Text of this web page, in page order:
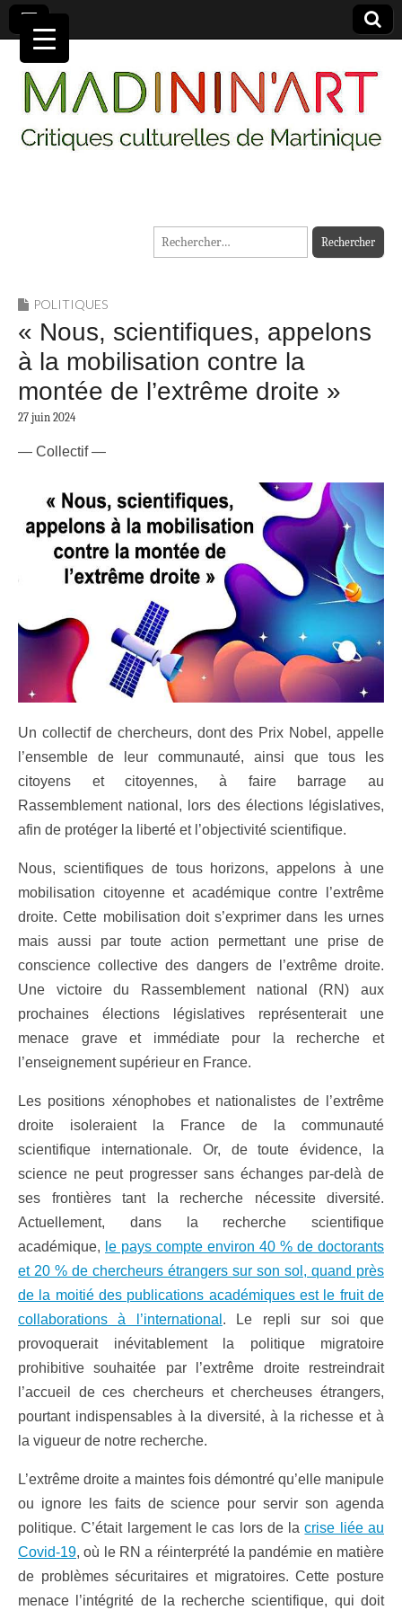
MADININ'ART
Rechercher :
POLITIQUES
« Nous, scientifiques, appelons
à la mobilisation contre la
montée de l’extrême droite »
27 juin 2024
— Collectif —
Un collectif de chercheurs, dont des Prix Nobel, appelle
l’ensemble de leur communauté, ainsi que tous les
citoyens et citoyennes, à faire barrage au
Rassemblement national, lors des élections législatives,
afin de protéger la liberté et l’objectivité scientifique.
Nous, scientifiques de tous horizons, appelons à une
mobilisation citoyenne et académique contre l’extrême
droite. Cette mobilisation doit s’exprimer dans les urnes
mais aussi par toute action permettant une prise de
conscience collective des dangers de l’extrême droite.
Une victoire du Rassemblement national (RN) aux
prochaines élections législatives représenterait une
menace grave et immédiate pour la recherche et
l’enseignement supérieur en France.
Les positions xénophobes et nationalistes de l’extrême
droite isoleraient la France de la communauté
scientifique internationale. Or, de toute évidence, la
science ne peut progresser sans échanges par-delà de
ses frontières tant la recherche nécessite diversité.
Actuellement, dans la recherche scientifique
académique, le pays compte environ 40 % de doctorants
et 20 % de chercheurs étrangers sur son sol, quand près
de la moitié des publications académiques est le fruit de
collaborations à l’international . Le repli sur soi que
provoquerait inévitablement la politique migratoire
prohibitive souhaitée par l’extrême droite restreindrait
l’accueil de ces chercheurs et chercheuses étrangers,
pourtant indispensables à la diversité, à la richesse et à
la vigueur de notre recherche.
L’extrême droite a maintes fois démontré qu’elle manipule
ou ignore les faits de science pour servir son agenda
politique. C’était largement le cas lors de lacrise liée au
Covid-19, où le RN a réinterprété la pandémie en matière
de problèmes sécuritaires et migratoires. Cette posture
menace l’intégrité de la recherche scientifique, qui doit